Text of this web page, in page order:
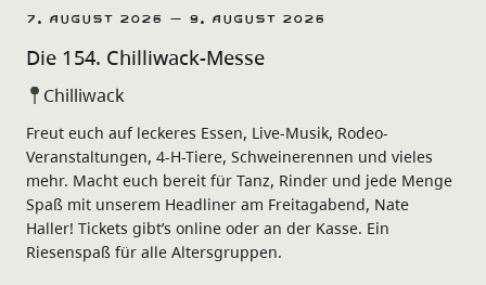
7. August 2026 – 9. August 2026
Die 154. Chilliwack-Messe
Chilliwack
Freut euch auf leckeres Essen, Live-Musik, Rodeo-
Veranstaltungen, 4-H-Tiere, Schweinerennen und vieles
mehr. Macht euch bereit für Tanz, Rinder und jede Menge
Spaß mit unserem Headliner am Freitagabend, Nate
Haller! Tickets gibt’s online oder an der Kasse. Ein
Riesenspaß für alle Altersgruppen.